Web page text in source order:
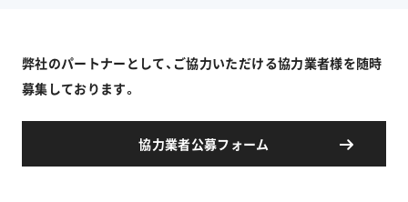
弊社のパートナーとして、ご協力いただける協力業者様を随時
募集しております。
協力業者公募フォーム